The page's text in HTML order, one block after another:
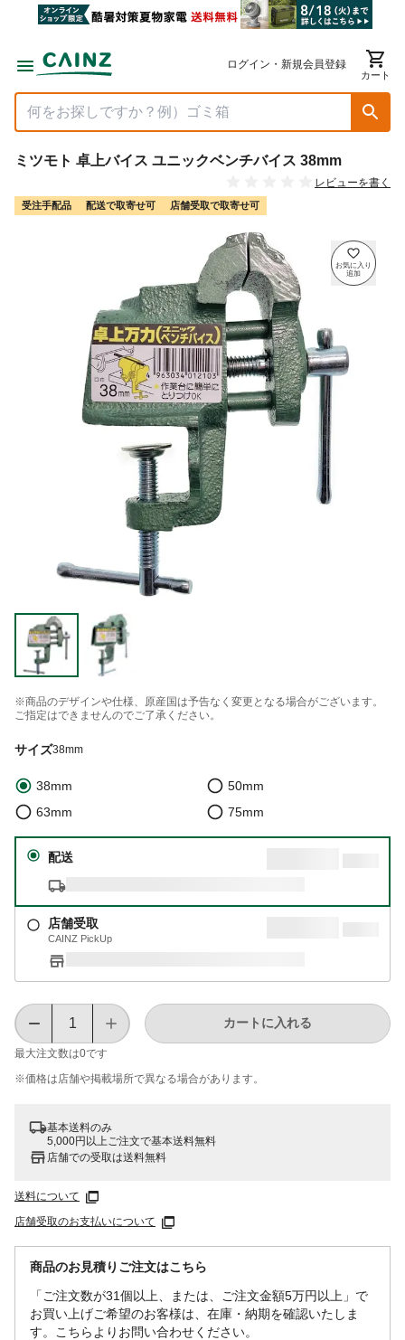
ログイン・新規会員登録
カート
ミツモト 卓上バイス ユニックベンチバイス 38mm
レビューを書く
受注手配品 配送で取寄せ可 店舗受取で取寄せ可
※商品のデザインや仕様、原産国は予告なく変更となる場合がございます。
ご指定はできませんのでご了承ください。
サイズ38mm
38mm
50mm
63mm
75mm
配送
店舗受取
CAINZ PickUp
最大注文数は0です
カートに入れる
※価格は​店舗や​掲載場所で​異なる​場合が​あります。
基本送料のみ
5,000円以上ご注文で基本送料無料
店舗での受取は送料無料
送料について
店舗受取のお支払いについて
商品のお見積りご注文はこちら
「ご注文数が31個以上、または、ご注文金額5万円以上」で
お買い上げご希望のお客様は、在庫・納期を確認いたしま
す。こちらよりお問い合わせください。